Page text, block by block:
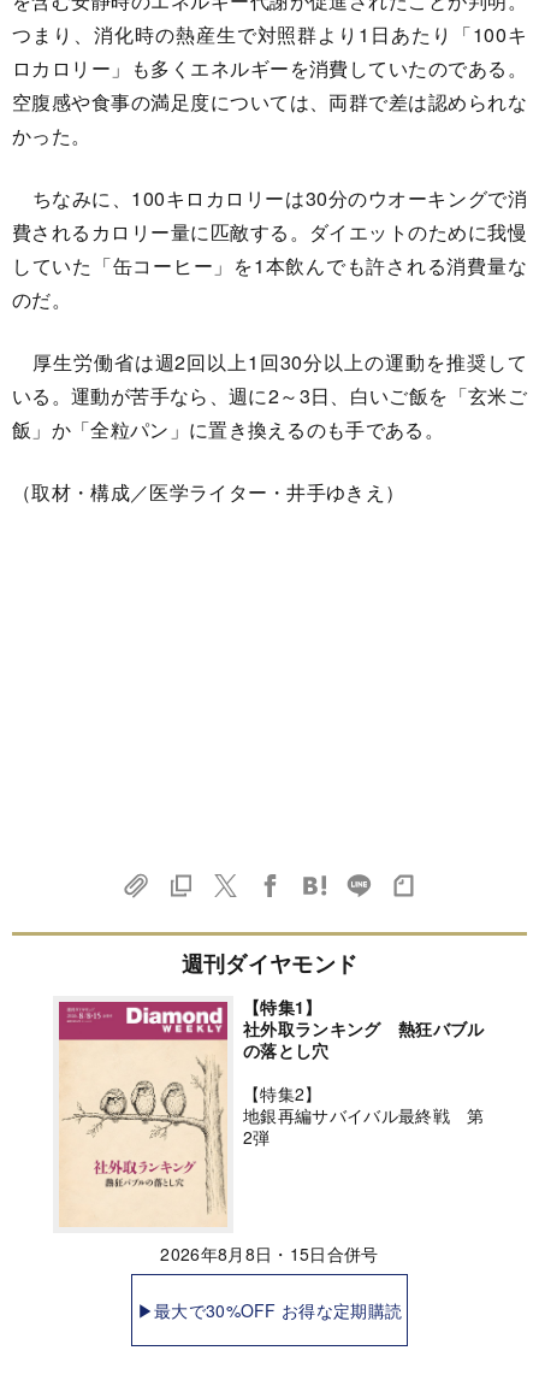
つまり、消化時の熱産生で対照群より1日あたり「100キ
ロカロリー」も多くエネルギーを消費していたのである。
空腹感や食事の満足度については、両群で差は認められな
かった。
ちなみに、100キロカロリーは30分のウオーキングで消
費されるカロリー量に匹敵する。ダイエットのために我慢
していた「缶コーヒー」を1本飲んでも許される消費量な
のだ。
厚生労働省は週2回以上1回30分以上の運動を推奨して
いる。運動が苦手なら、週に2～3日、白いご飯を「玄米ご
飯」か「全粒パン」に置き換えるのも手である。
（取材・構成／医学ライター・井手ゆきえ）
週刊ダイヤモンド
【特集1】
社外取ランキング 熱狂バブル
の落とし穴
【特集2】
地銀再編サバイバル最終戦 第
2弾
2026年8月8日・15日合併号
▶最大で30%OFF お得な定期購読